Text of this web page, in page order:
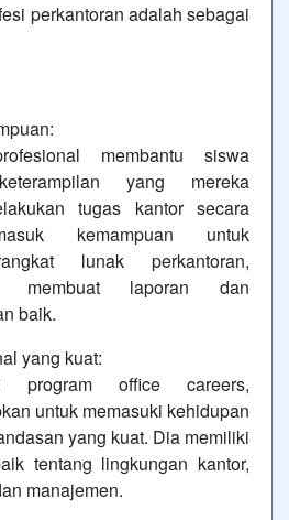
perkantoran adalah sebagai
membantu siswa
yang mereka
tugas kantor secara
kemampuan untuk
lunak perkantoran,
membuat laporan dan
baik.
yang kuat:
program office careers,
untuk memasuki kehidupan
yang kuat. Dia memiliki
tentang lingkungan kantor,
manajemen.